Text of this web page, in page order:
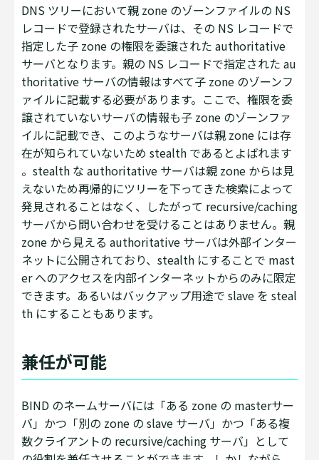
DNS ツリーにおいて親 zone のゾーンファイルの NS
レコードで登録されたサーバは、その NS レコードで
指定した子 zone の権限を委譲された authoritative
サーバとなります。親の NS レコードで指定された au
thoritative サーバの情報はすべて子 zone のゾーンフ
ァイルに記載する必要があります。ここで、権限を委
譲されていないサーバの情報も子 zone のゾーンファ
イルに記載でき、このようなサーバは親 zone には存
在が知られていないため stealth であるとよばれます
。stealth な authoritative サーバは親 zone からは見
えないため再帰的にツリーを下ってきた検索によって
発見されることはなく、したがって recursive/caching
サーバから問い合わせを受けることはありません。親
zone から見える authoritative サーバは外部インター
ネットに公開されており、stealth にすることで mast
er へのアクセスを内部インターネットからのみに限定
できます。あるいはバックアップ用途で slave を steal
th にすることもあります。
兼任が可能
BIND のネームサーバには「ある zone の masterサー
バ」かつ「別の zone の slave サーバ」かつ「ある複
数クライアントの recursive/caching サーバ」として